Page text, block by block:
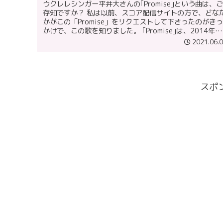
ウクレレシンガー平井大さんの｢Promise｣という曲は、ご
存知ですか？ 私は以前、スコア配信サイトの方で、どな
かがこの「Promise」をリクエストして下さったのがきっ
かけで、この歌を知りました。 ｢Promise｣は、2014年リ
スポ